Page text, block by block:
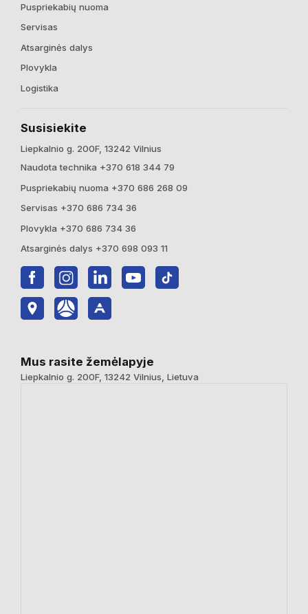
Puspriekabių nuoma
Servisas
Atsarginės dalys
Plovykla
Logistika
Susisiekite
Liepkalnio g. 200F, 13242 Vilnius
Naudota technika +370 618 344 79
Puspriekabių nuoma +370 686 268 09
Servisas +370 686 734 36
Plovykla +370 686 734 36
Atsarginės dalys +370 698 093 11
Mus rasite žemėlapyje
Liepkalnio g. 200F, 13242 Vilnius, Lietuva